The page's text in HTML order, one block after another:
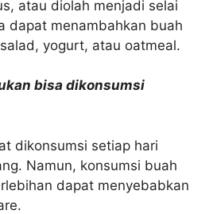
atau diolah menjadi selai
dapat menambahkan buah
yogurt, atau oatmeal.
bisa dikonsumsi
dikonsumsi setiap hari
Namun, konsumsi buah
dapat menyebabkan